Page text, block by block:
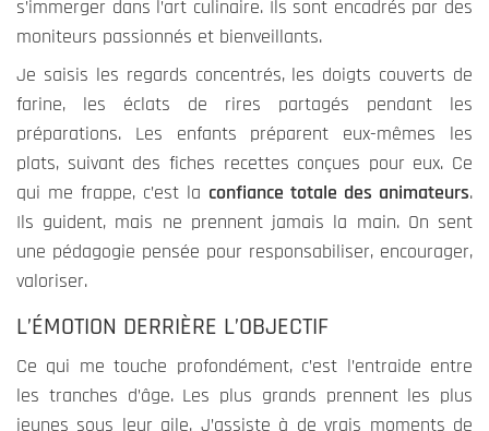
s’immerger dans l’art culinaire. Ils sont encadrés par des
moniteurs passionnés et bienveillants.
Je saisis les regards concentrés, les doigts couverts de
farine, les éclats de rires partagés pendant les
préparations. Les enfants préparent eux-mêmes les
plats, suivant des fiches recettes conçues pour eux. Ce
qui me frappe, c’est la confiance totale des animateurs.
Ils guident, mais ne prennent jamais la main. On sent
une pédagogie pensée pour responsabiliser, encourager,
valoriser.
L’ÉMOTION DERRIÈRE L’OBJECTIF
Ce qui me touche profondément, c’est l’entraide entre
les tranches d’âge. Les plus grands prennent les plus
jeunes sous leur aile. J’assiste à de vrais moments de
permettent
une meilleure
expérience
durant votre
visite sur
notre site. Si
vous les
refusez,
certains
fonctionnalités